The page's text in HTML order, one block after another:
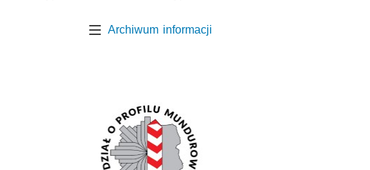
Archiwum informacji